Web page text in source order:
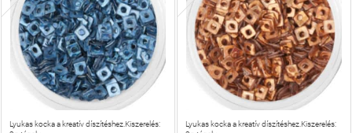
Lyukas kocka a kreatív díszítéshez.Kiszerelés:
Lyukas kocka a kreatív díszítéshez.Kiszerelés: